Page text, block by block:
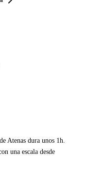
Atenas dura unos 1h.
una escala desde